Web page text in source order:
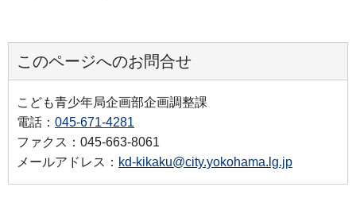
このページへのお問合せ
こども青少年局企画部企画調整課
電話： 045-671-4281
ファクス：045-663-8061
メールアドレス： kd-kikaku@city.yokohama.lg.jp